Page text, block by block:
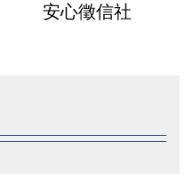
安心徵信社